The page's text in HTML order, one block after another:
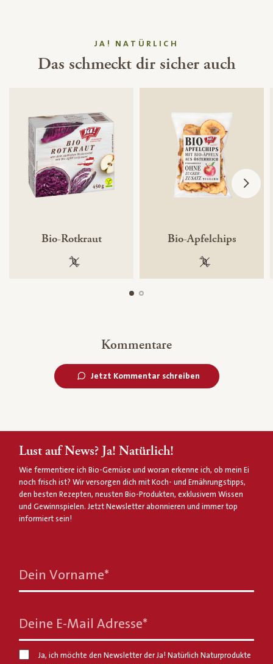
JA! NATÜRLICH
Das schmeckt dir sicher auch
Bio-Rotkraut
100 % gentechnikfrei
Bio-Apfelchips
100 %
Kommentare
Jetzt Kommentar schreiben
Lust auf News? Ja! Natürlich!
Wie fermentiere ich Bio-Gemüse und woran erkenne ich, ob mein Ei
noch frisch ist? Wir versorgen dich mit Koch- und Ernährungstipps,
den besten Rezepten, neusten Bio-Produkten, exklusivem Wissen
und Gewinnspielen. Jetzt Newsletter abonnieren und immer top
informiert sein!
Dein Vorname*
Deine E-Mail Adresse*
Ja, ich möchte den Newsletter der Ja! Natürlich Naturprodukte